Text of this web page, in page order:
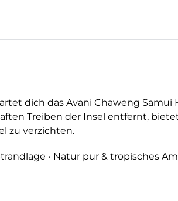
dich das Avani Chaweng
Treiben der Insel entfernt,
zu verzichten.
• Natur pur & tropisches